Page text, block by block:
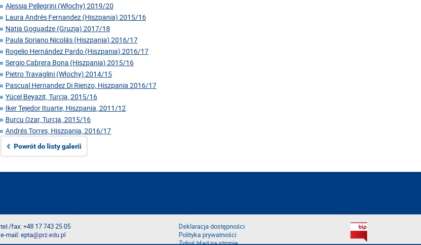
Alessia Pellegrini (Włochy) 2019/20
Laura Andrés Fernandez (Hiszpania) 2015/16
Natia Goguadze (Gruzja) 2017/18
Paula Soriano Nicolás (Hiszpania) 2016/17
Rogelio Hernández Pardo (Hiszpania) 2016/17
Sergio Cabrera Bona (Hiszpania) 2015/16
Pietro Travaglini (Włochy) 2014/15
Pascual Hernandez Di Rienzo, Hiszpania 2016/17
Yücel Beyazit, Turcja, 2015/16
Iker Tejedor Ituarte, Hiszpania, 2011/12
Burcu Ozar, Turcja, 2015/16
Andrés Torres, Hiszpania, 2016/17
Powrót do listy galerii
tel./fax: +48 17 743 25 05
e-mail: epta@prz.edu.pl
Deklaracja dostępności
Polityka prywatności
Zgłoś błąd na stronie